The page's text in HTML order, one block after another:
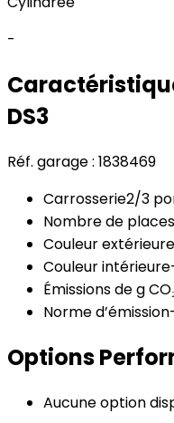
-
DS3
Réf. garage : 1838469
Carrosserie2/3
Nombre de places
Couleur extérieure
Couleur intérieure
Émissions de g
Norme d’émission
Options
Aucune option